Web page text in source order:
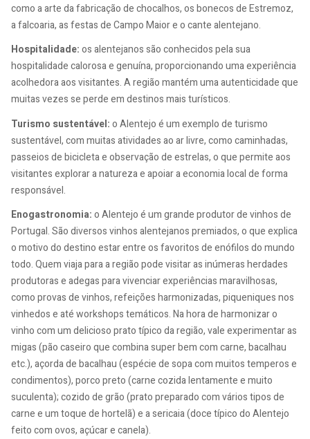
como a arte da fabricação de chocalhos, os bonecos de Estremoz,
a falcoaria, as festas de Campo Maior e o cante alentejano.
Hospitalidade:os alentejanos são conhecidos pela sua
hospitalidade calorosa e genuína, proporcionando uma experiência
acolhedora aos visitantes. A região mantém uma autenticidade que
muitas vezes se perde em destinos mais turísticos.
Turismo sustentável:o Alentejo é um exemplo de turismo
sustentável, com muitas atividades ao ar livre, como caminhadas,
passeios de bicicleta e observação de estrelas, o que permite aos
visitantes explorar a natureza e apoiar a economia local de forma
responsável.
Enogastronomia:o Alentejo é um grande produtor de vinhos de
Portugal. São diversos vinhos alentejanos premiados, o que explica
o motivo do destino estar entre os favoritos de enófilos do mundo
todo. Quem viaja para a região pode visitar as inúmeras herdades
produtoras e adegas para vivenciar experiências maravilhosas,
como provas de vinhos, refeições harmonizadas, piqueniques nos
vinhedos e até workshops temáticos. Na hora de harmonizar o
vinho com um delicioso prato típico da região, vale experimentar as
migas (pão caseiro que combina super bem com carne, bacalhau
etc.), açorda de bacalhau (espécie de sopa com muitos temperos e
condimentos), porco preto (carne cozida lentamente e muito
suculenta); cozido de grão (prato preparado com vários tipos de
carne e um toque de hortelã) e a sericaia (doce típico do Alentejo
feito com ovos, açúcar e canela).